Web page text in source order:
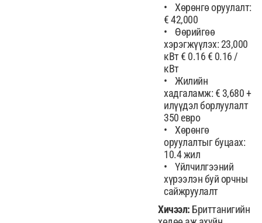
Хөрөнгө оруулалт:
€ 42,000
Өөрийгөө
хэрэгжүүлэх: 23,000
кВт € 0.16 € 0.16 /
кВт
Жилийн
хадгаламж: € 3,680 +
илүүдэл борлуулалт
350 евро
Хөрөнгө
оруулалтыг буцаах:
10.4 жил
Үйлчилгээний
хүрээлэн буй орчны
сайжруулалт
Хичээл: Бриттанигийн